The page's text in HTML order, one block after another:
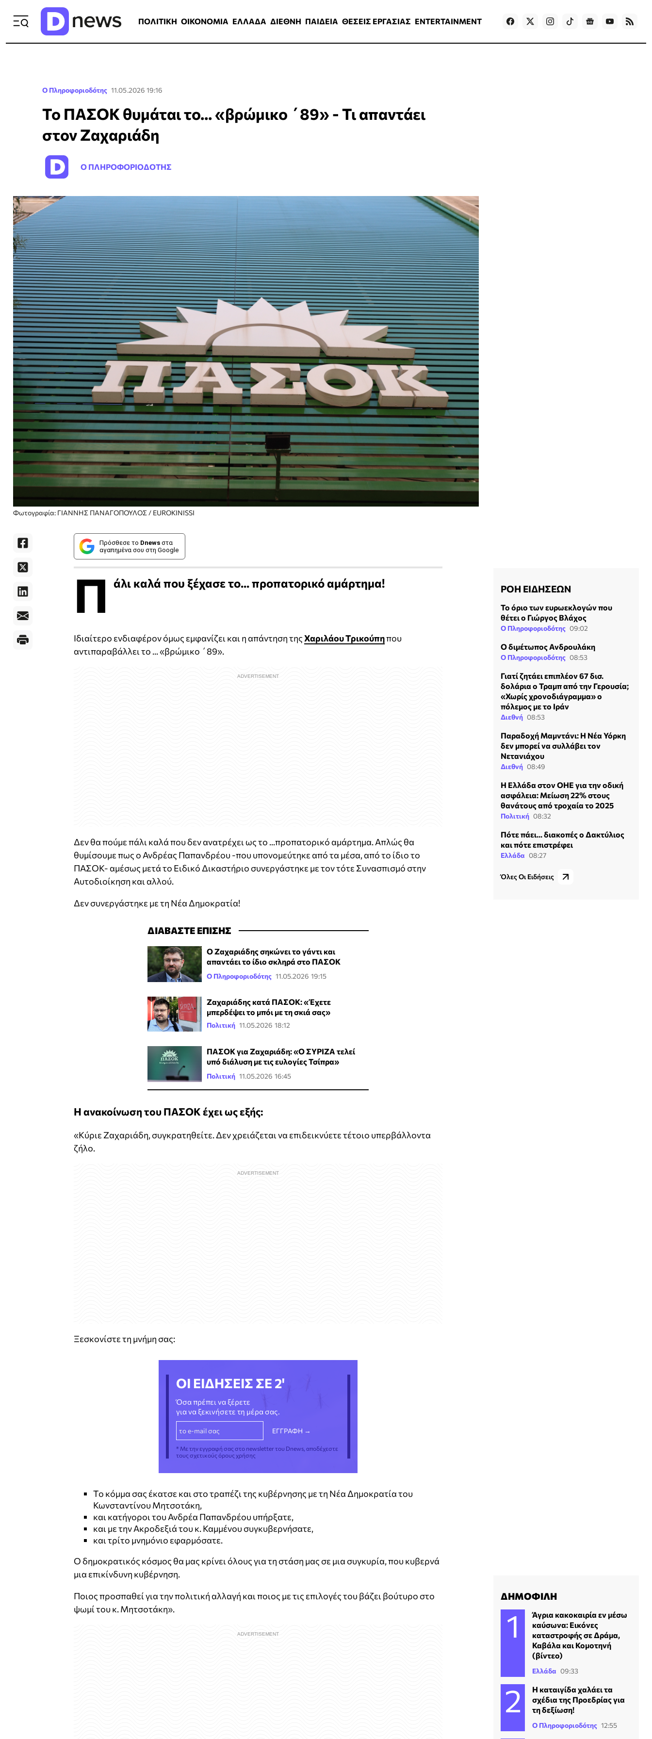
ΠΟΛΙΤΙΚΗ ΟΙΚΟΝΟΜΙΑ ΕΛΛΑΔΑ ΔΙΕΘΝΗ ΠΑΙΔΕΙΑ ΘΕΣΕΙΣ ΕΡΓΑΣΙΑΣ ENTERTAINMENT Games
Ο Πληροφοριοδότης 11.05.2026 19:16
Το ΠΑΣΟΚ θυμάται το... «βρώμικο ΄89» - Τι απαντάει
στον Ζαχαριάδη
Ο ΠΛΗΡΟΦΟΡΙΟΔΟΤΗΣ
Φωτογραφία: ΓΙΑΝΝΗΣ ΠΑΝΑΓΟΠΟΥΛΟΣ / EUROKINISSI
Πρόσθεσε το Dnews στα
αγαπημένα σου στη Google
Π άλι καλά που ξέχασε το... προπατορικό αμάρτημα!
Ιδιαίτερο ενδιαφέρον όμως εμφανίζει και η απάντηση τηςΧαριλάου Τρικούπηπου
αντιπαραβάλλει το ... «βρώμικο ΄89».
Δεν θα πούμε πάλι καλά που δεν ανατρέχει ως το ...προπατορικό αμάρτημα. Απλώς θα
θυμίσουμε πως ο Ανδρέας Παπανδρέου -που υπονομεύτηκε από τα μέσα, από το ίδιο το
ΠΑΣΟΚ- αμέσως μετά το Ειδικό Δικαστήριο συνεργάστηκε με τον τότε Συνασπισμό στην
Αυτοδιοίκηση και αλλού.
Δεν συνεργάστηκε με τη Νέα Δημοκρατία!
ΔΙΑΒΑΣΤΕ ΕΠΙΣΗΣ
Ο Ζαχαριάδης σηκώνει το γάντι και
απαντάει το ίδιο σκληρά στο ΠΑΣΟΚ
Ο Πληροφοριοδότης 11.05.2026 19:15
Ζαχαριάδης κατά ΠΑΣΟΚ: «Έχετε
μπερδέψει το μπόι με τη σκιά σας»
Πολιτική 11.05.2026 18:12
ΠΑΣΟΚ για Ζαχαριάδη: «Ο ΣΥΡΙΖΑ τελεί
υπό διάλυση με τις ευλογίες Τσίπρα»
Πολιτική 11.05.2026 16:45
Η ανακοίνωση του ΠΑΣΟΚ έχει ως εξής:
«Κύριε Ζαχαριάδη, συγκρατηθείτε. Δεν χρειάζεται να επιδεικνύετε τέτοιο υπερβάλλοντα
ζήλο.
Ξεσκονίστε τη μνήμη σας:
ΟΙ ΕΙΔΗΣΕΙΣ ΣΕ 2'
Όσα πρέπει να ξέρετε
για να ξεκινήσετε τη μέρα σας.
* Με την εγγραφή σας στο newsletter του Dnews, αποδέχεστε
τους σχετικούς όρους χρήσης
Το κόμμα σας έκατσε και στο τραπέζι της κυβέρνησης με τη Νέα Δημοκρατία του
Κωνσταντίνου Μητσοτάκη,
και κατήγοροι του Ανδρέα Παπανδρέου υπήρξατε,
και με την Ακροδεξιά του κ. Καμμένου συγκυβερνήσατε,
και τρίτο μνημόνιο εφαρμόσατε.
Ο δημοκρατικός κόσμος θα μας κρίνει όλους για τη στάση μας σε μια συγκυρία, που κυβερνά
μια επικίνδυνη κυβέρνηση.
Ποιος προσπαθεί για την πολιτική αλλαγή και ποιος με τις επιλογές του βάζει βούτυρο στο
ψωμί του κ. Μητσοτάκη».
ΡΟΗ ΕΙΔΗΣΕΩΝ
Το όριο των ευρωεκλογών που
θέτει ο Γιώργος Βλάχος
Ο Πληροφοριοδότης 09:02
Ο διμέτωπος Ανδρουλάκη
Ο Πληροφοριοδότης 08:53
Γιατί ζητάει επιπλέον 67 δισ.
δολάρια ο Τραμπ από την Γερουσία;
«Χωρίς χρονοδιάγραμμα» ο
πόλεμος με το Ιράν
Διεθνή 08:53
Παραδοχή Μαμντάνι: Η Νέα Υόρκη
δεν μπορεί να συλλάβει τον
Νετανιάχου
Διεθνή 08:49
Η Ελλάδα στον ΟΗΕ για την οδική
ασφάλεια: Μείωση 22% στους
θανάτους από τροχαία το 2025
Πολιτική 08:32
Πότε πάει... διακοπές ο Δακτύλιος
και πότε επιστρέφει
Ελλάδα 08:27
Όλες Οι Ειδήσεις
ΔΗΜΟΦΙΛΗ
Άγρια κακοκαιρία εν μέσω
καύσωνα: Εικόνες
καταστροφής σε Δράμα,
Καβάλα και Κομοτηνή
(βίντεο)
Ελλάδα 09:33
Η καταιγίδα χαλάει τα
σχέδια της Προεδρίας για
τη δεξίωση!
Ο Πληροφοριοδότης 12:55